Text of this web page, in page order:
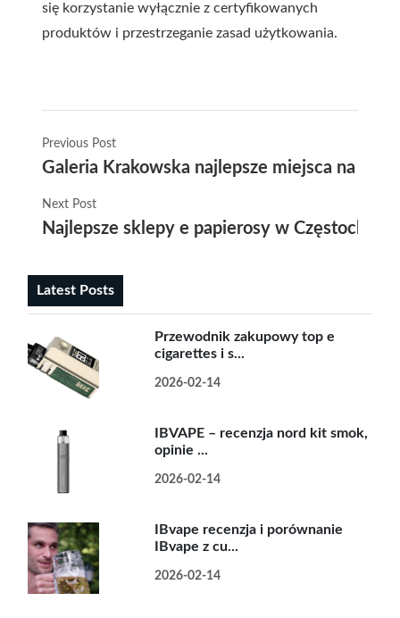
się korzystanie wyłącznie z certyfikowanych
produktów i przestrzeganie zasad użytkowania.
Previous Post
Galeria Krakowska najlepsze miejsca na
Next Post
Najlepsze sklepy e papierosy w
Latest Posts
Przewodnik zakupowy top e
cigarettes i s...
2026-02-14
IBVAPE – recenzja nord kit smok,
opinie ...
2026-02-14
IBvape recenzja i porównanie
IBvape z cu...
2026-02-14